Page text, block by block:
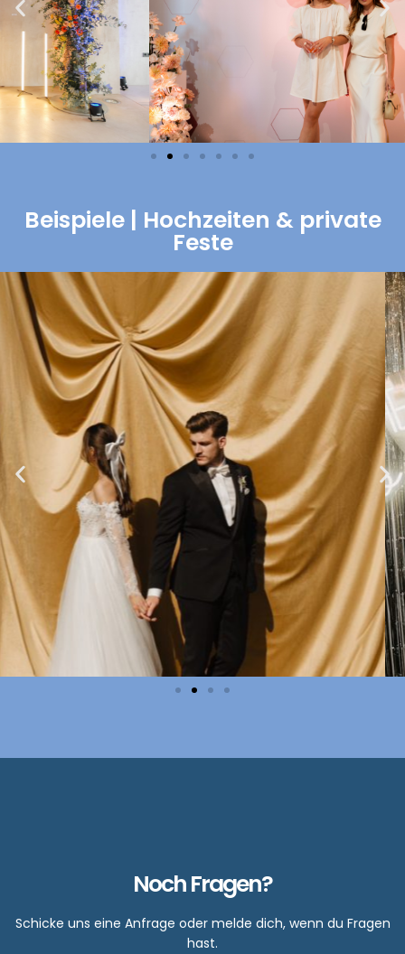
Beispiele | Hochzeiten & private
Feste
Noch Fragen?
Schicke uns eine Anfrage oder melde dich, wenn du Fragen
hast.